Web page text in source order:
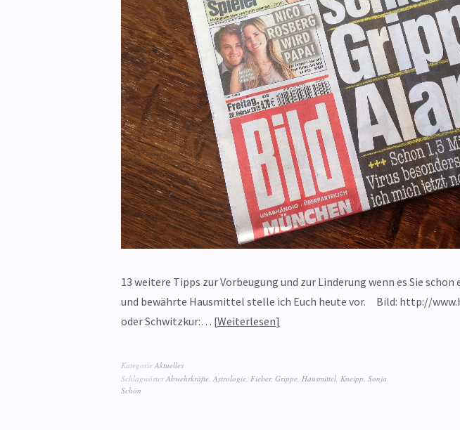
13 weitere Tipps zur Vorbeugung und zur Linderung wenn es Sie
und bewährte Hausmittel stelle ich Euch heute vor. Bild: http://
oder Schwitzkur:… Weiterlesen
Kategorie Aktuelles
SchlagwörterAbwehrkräfte Astrologie Fieber, Grippe Hausmittel Kneipp Sonja
Schön